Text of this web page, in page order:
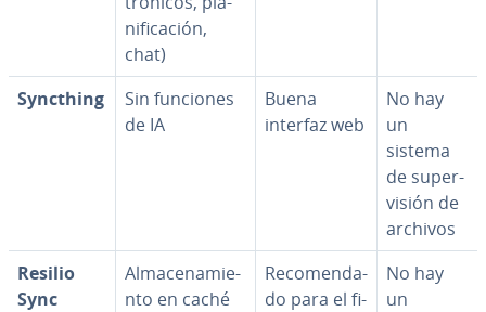
ni­fi­ca­ción,
chat)
Syncthing
Sin funciones
de IA
Buena
interfaz web
No hay
un
sistema
de su­pe­r­
vi­sión de
archivos
Resilio
Sync
Al­ma­ce­na­mie­
n­to en caché
Re­co­me­n­da­
do para el fi­
No hay
un